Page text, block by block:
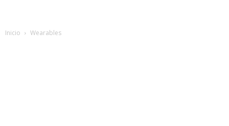
Inicio Wearables